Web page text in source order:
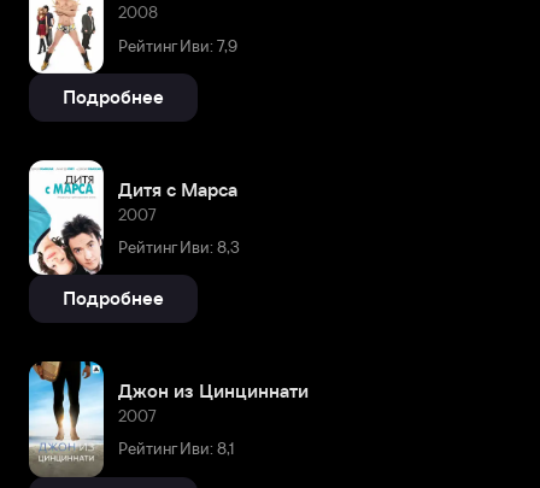
2008
Рейтинг Иви: 7,9
Подробнее
Дитя с Марса
2007
Рейтинг Иви: 8,3
Подробнее
Джон из Цинциннати
2007
Рейтинг Иви: 8,1